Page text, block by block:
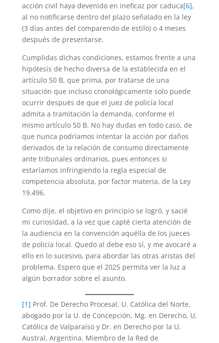
acción civil haya devenido en ineficaz por caduca[6],
al no notificarse dentro del plazo señalado en la ley
(3 días antes del comparendo de estilo) o 4 meses
después de presentarse.
Cumplidas dichas condiciones, estamos frente a una
hipótesis de hecho diversa de la establecida en el
artículo 50 B, que prima, por tratarse de una
situación que incluso cronológicamente solo puede
ocurrir después de que el juez de policía local
admita a tramitación la demanda, conforme el
mismo artículo 50 B. No hay dudas en todo caso, de
que nunca podríamos intentar la acción por daños
derivados de la relación de consumo directamente
ante tribunales ordinarios, pues entonces si
estaríamos infringiendo la regla especial de
competencia absoluta, por factor materia, de la Ley
19.496.
Como dije, el objetivo en principio se logró, y sacié
mi curiosidad, a la vez que capté cierta atención de
la audiencia en la convención aquélla de los jueces
de policía local. Quedo al debe eso sí, y me avocaré a
ello en lo sucesivo, para abordar las otras aristas del
problema. Espero que el 2025 permita ver la luz a
algún borrador sobre el asunto.
[1] Prof. De Derecho Procesal, U. Católica del Norte,
abogado por la U. de Concepción, Mg. en Derecho, U.
Católica de Valparaíso y Dr. en Derecho por la U.
Austral, Argentina. Miembro de la Red de